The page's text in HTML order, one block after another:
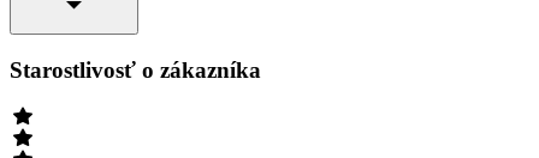
Starostlivosť o zákazníka